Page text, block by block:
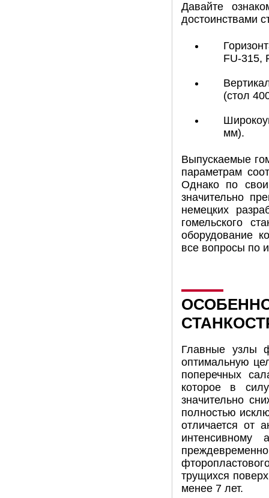
Давайте
достоинствами
FU-315,
(стол
мм).
Выпускаемые
параметрам
Однако по
значительно
немецких
гомельского
оборудование
все вопросы по
Главные узлы
оптимальную
поперечных
которое в
значительно
полностью
отличается от
интенсивному
трущихся
менее 7 лет.